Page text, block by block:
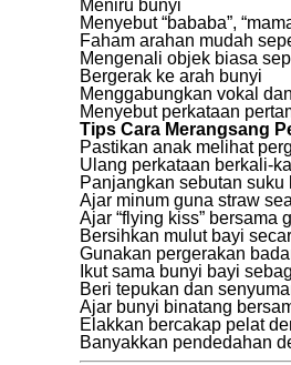
Meniru bunyi
Menyebut “bababa”,
Faham arahan mudah
Mengenali objek biasa
Bergerak ke arah bunyi
Menggabungkan vokal
Menyebut perkataan
Tips Cara Merangsang
Pastikan anak melihat
Ulang perkataan berkali-
Panjangkan sebutan suku
Ajar minum guna straw
Ajar “flying kiss” bersama
Bersihkan mulut bayi
Gunakan pergerakan
Ikut sama bunyi bayi
Beri tepukan dan
Ajar bunyi binatang
Elakkan bercakap pelat
Banyakkan pendedahan